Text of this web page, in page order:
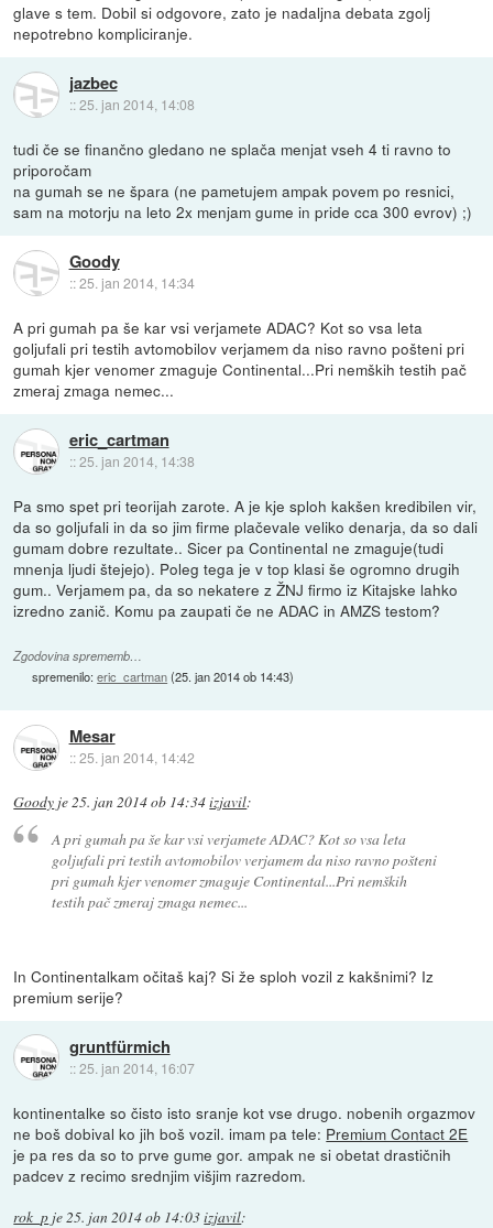
glave s tem. Dobil si odgovore, zato je nadaljna debata zgolj
nepotrebno kompliciranje.
jazbec
::25. jan 2014, 14:08
tudi če se finančno gledano ne splača menjat vseh 4 ti ravno to
priporočam
na gumah se ne špara (ne pametujem ampak povem po resnici,
sam na motorju na leto 2x menjam gume in pride cca 300 evrov) ;)
Goody
::25. jan 2014, 14:34
A pri gumah pa še kar vsi verjamete ADAC? Kot so vsa leta
goljufali pri testih avtomobilov verjamem da niso ravno pošteni pri
gumah kjer venomer zmaguje Continental...Pri nemških testih pač
zmeraj zmaga nemec...
eric_cartman
::25. jan 2014, 14:38
Pa smo spet pri teorijah zarote. A je kje sploh kakšen kredibilen vir,
da so goljufali in da so jim firme plačevale veliko denarja, da so dali
gumam dobre rezultate.. Sicer pa Continental ne zmaguje(tudi
mnenja ljudi štejejo). Poleg tega je v top klasi še ogromno drugih
gum.. Verjamem pa, da so nekatere z ŽNJ firmo iz Kitajske lahko
izredno zanič. Komu pa zaupati če ne ADAC in AMZS testom?
Zgodovina sprememb…
spremenilo:eric_cartman(25. jan 2014 ob 14:43)
Mesar
::25. jan 2014, 14:42
Goody je25. jan 2014 ob 14:34izjavil:
A pri gumah pa še kar vsi verjamete ADAC? Kot so vsa leta
goljufali pri testih avtomobilov verjamem da niso ravno pošteni
pri gumah kjer venomer zmaguje Continental...Pri nemških
testih pač zmeraj zmaga nemec...
In Continentalkam očitaš kaj? Si že sploh vozil z kakšnimi? Iz
premium serije?
gruntfürmich
::25. jan 2014, 16:07
kontinentalke so čisto isto sranje kot vse drugo. nobenih orgazmov
ne boš dobival ko jih boš vozil. imam pa tele: Premium Contact 2E
je pa res da so to prve gume gor. ampak ne si obetat drastičnih
padcev z recimo srednjim višjim razredom.
rok_p je 25. jan 2014 ob 14:03izjavil: